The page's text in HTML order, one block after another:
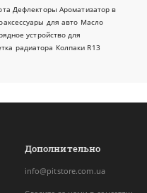
Дефлекторы Ароматизатор в
для авто Масло
устройство для
радиатора Колпаки R13
Дополнительно
info@pitstore.com.ua